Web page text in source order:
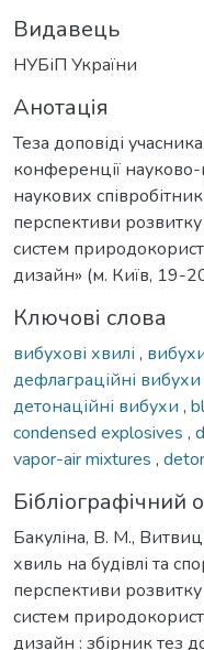
Видавець
НУБіП України
Анотація
Теза доповіді
конференції науково-
наукових
перспективи
систем
дизайн» (м. Київ, 19-
Ключові слова
вибухові хвилі ,
дефлаграційні
детонаційні вибухи ,
condensed explosives ,
vapor-air mixtures ,
Бібліографічний
Бакуліна, В. М.,
хвиль на будівлі та
перспективи
систем
дизайн : збірник тез